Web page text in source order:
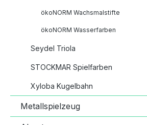
ökoNORM Wachsmalstifte
ökoNORM Wasserfarben
Seydel Triola
STOCKMAR Spielfarben
Xyloba Kugelbahn
Metallspielzeug